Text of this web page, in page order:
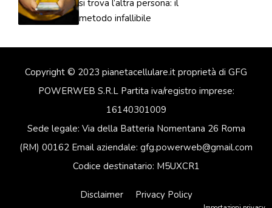
si trova l’altra persona: il
metodo infallibile
Copyright © 2023 pianetacellulare.it proprietà di GFG
POWERWEB S.R.L Partita iva/registro imprese:
16140301009
Sede legale: Via della Batteria Nomentana 26 Roma
(RM) 00162 Email aziendale: gfg.powerweb@gmail.com
Codice destinatario: M5UXCR1
Disclaimer Privacy Policy